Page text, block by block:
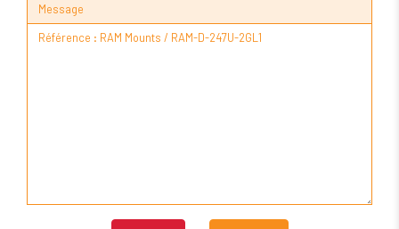
Message